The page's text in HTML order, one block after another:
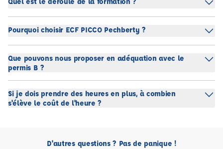
Pourquoi choisir ECF PICCO Pechberty ?
Que pouvons nous proposer en adéquation avec le
permis B ?
Si je dois prendre des heures en plus, à combien
s'élève le coût de l'heure ?
D'autres questions ? Pas de panique !